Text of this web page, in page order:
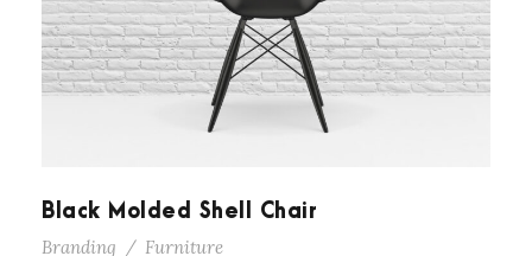
Black Molded Shell Chair
Branding / Furniture